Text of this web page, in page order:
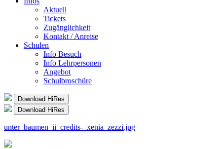
Aktuell
Tickets
Zugänglichkeit
Kontakt / Anreise
Schulen
Info Besuch
Info Lehrpersonen
Angebot
Schulbroschüre
Download HiRes
Download HiRes
unter_baumen_ii_credits-_xenia_zezzi.jpg